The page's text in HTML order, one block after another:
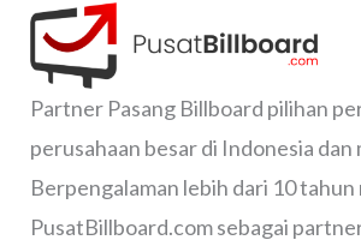
Partner Pasang Billboard pilihan
perusahaan besar di Indonesia dan
Berpengalaman lebih dari 10 tahun
PusatBillboard.com sebagai